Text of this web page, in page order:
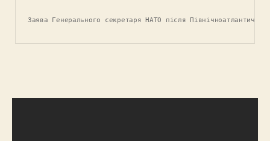
Заява Генерального секретаря НАТО після